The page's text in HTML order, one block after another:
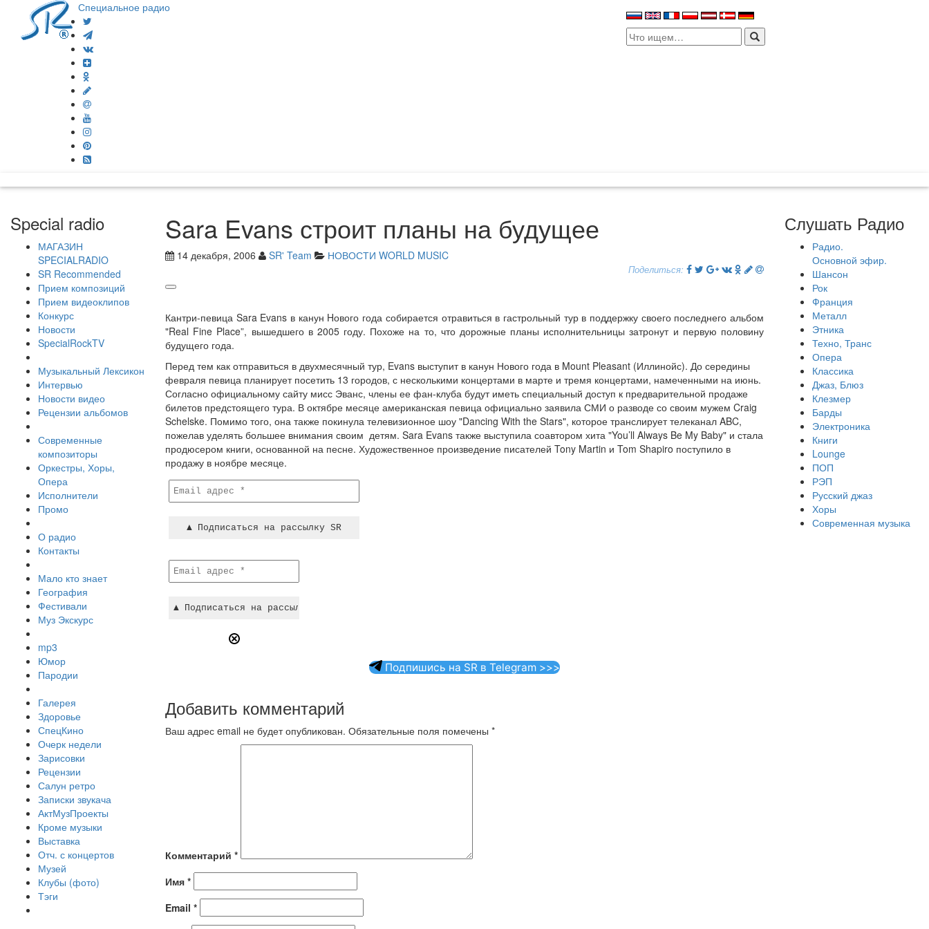
Специальное радио
Search
for:
Special radio
МАГАЗИН
SPECIALRADIO
SR Recommended
Прием композиций
Прием видеоклипов
Конкурс
Новости
SpecialRockTV
Музыкальный Лексикон
Интервью
Новости видео
Рецензии альбомов
Современные
композиторы
Оркестры, Хоры,
Опера
Исполнители
Промо
О радио
Контакты
Мало кто знает
География
Фестивали
Муз Экскурс
mp3
Юмор
Пародии
Галерея
Здоровье
СпецКино
Очерк недели
Зарисовки
Рецензии
Салун ретро
Записки звукача
АктМузПроекты
Кроме музыки
Выставка
Отч. с концертов
Музей
Клубы (фото)
Тэги
Sara Evans строит планы на будущее
14 декабря, 2006 SR' Team НОВОСТИ WORLD MUSIC
Поделиться:
Кантри-певица Sara Evans в канун Hового года собирается отравиться в гастрольный тур в поддержку своего последнего альбом
"Real Fine Place”, вышедшего в 2005 году. Похоже на то, что дорожные планы исполнительницы затронут и первую половину
будущего года.
Перед тем как отправиться в двухмесячный тур, Evans выступит в канун Нового года в Mount Pleasant (Иллинойс). До середины
февраля певица планирует посетить 13 городов, с несколькими концертами в марте и тремя концертами, намеченными на июнь.
Согласно официальному сайту мисс Эванс, члены ее фан-клуба будут иметь специальный доступ к предварительной продаже
билетов предстоящего тура. В октябре месяце американская певица официально заявила СМИ о разводе со своим мужем Craig
Schelske. Помимо того, она также покинула телевизионное шоу "Dancing With the Stars", которое транслирует телеканал ABC,
пожелав уделять большее внимания своим детям. Sara Evans также выступила соавтором хита "You’ll Always Be My Baby" и стала
продюсером книги, основанной на песне. Художественное произведение писателей Tony Martin и Tom Shapiro поступило в
продажу в ноябре месяце.
Подпишись на SR в Telegram >>>
Добавить комментарий
Ваш адрес email не будет опубликован. Обязательные поля помечены *
Комментарий *
Имя *
Email *
Слушать Радио
Радио.
Основной эфир.
Шансон
Рок
Франция
Металл
Этника
Техно, Транс
Опера
Классика
Джаз, Блюз
Клезмер
Барды
Электроника
Книги
Lounge
ПОП
РЭП
Русский джаз
Хоры
Современная музыка